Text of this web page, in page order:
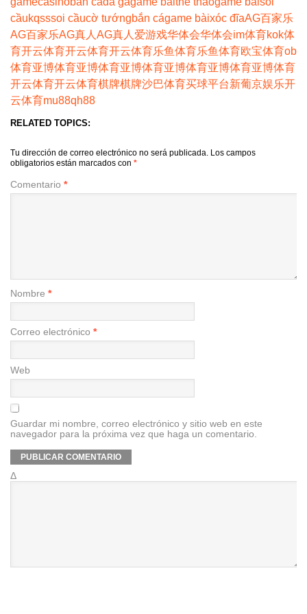
cầukqsssoi cầucờ tướngbắn cágame bàixóc đĩaAG百家乐
AG百家乐AG真人 AG真人 爱游戏华体会华体会im体育kok体
育开云体育开云体育开云体育乐鱼体育乐鱼体育欧宝体育ob
体育亚博体育亚博体育亚博体育亚博体育亚博体育亚博体育
开云体育开云体育棋牌棋牌沙巴体育买球平台新葡京娱乐开
云体育mu88qh88
RELATED TOPICS:
Tu dirección de correo electrónico no será publicada. Los campos
obligatorios están marcados con *
Comentario *
Nombre *
Correo electrónico *
Web
Guardar mi nombre, correo electrónico y sitio web en este
navegador para la próxima vez que haga un comentario.
Δ